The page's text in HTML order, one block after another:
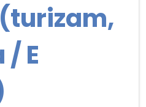
E